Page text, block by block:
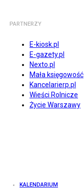
PARTNERZY
E-kiosk.pl
E-gazety.pl
Nexto.pl
Mała księgowość
Kancelarierp.pl
Wieści Rolnicze
Życie Warszawy
KALENDARIUM